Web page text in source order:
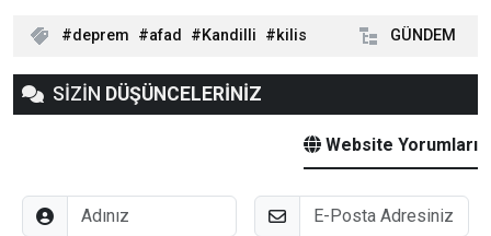
deprem afad Kandilli kilis GÜNDEM
SİZİN DÜŞÜNCELERİNİZ
Website Yorumları
Adınız E-Posta